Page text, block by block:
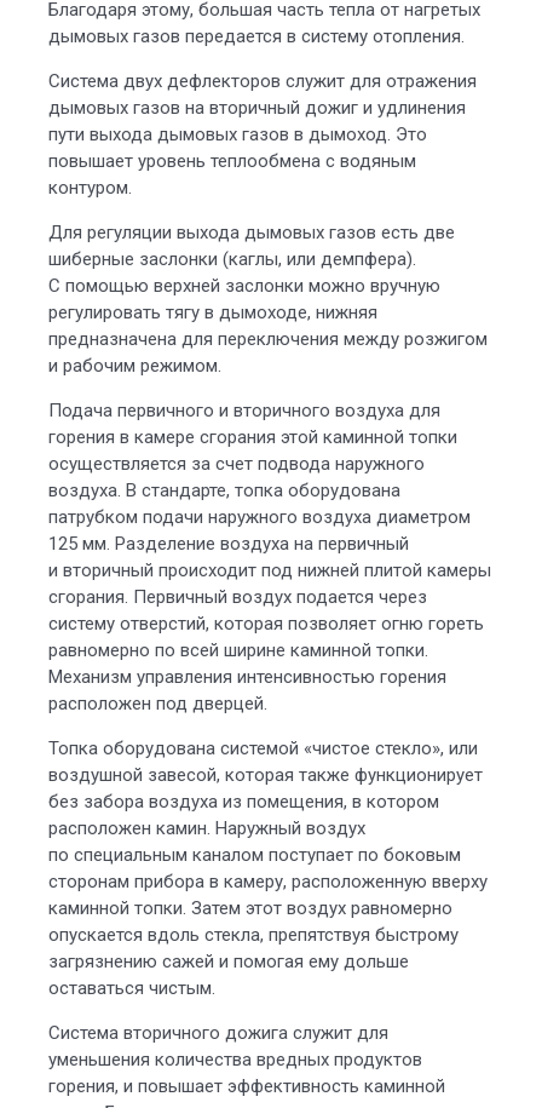
Благодаря этому, большая часть тепла от нагретых
дымовых газов передается в систему отопления.
Система двух дефлекторов служит для отражения
дымовых газов на вторичный дожиг и удлинения
пути выхода дымовых газов в дымоход. Это
повышает уровень теплообмена с водяным
контуром.
Для регуляции выхода дымовых газов есть две
шиберные заслонки (каглы, или демпфера).
С помощью верхней заслонки можно вручную
регулировать тягу в дымоходе, нижняя
предназначена для переключения между розжигом
и рабочим режимом.
Подача первичного и вторичного воздуха для
горения в камере сгорания этой каминной топки
осуществляется за счет подвода наружного
воздуха. В стандарте, топка оборудована
патрубком подачи наружного воздуха диаметром
125 мм. Разделение воздуха на первичный
и вторичный происходит под нижней плитой камеры
сгорания. Первичный воздух подается через
систему отверстий, которая позволяет огню гореть
равномерно по всей ширине каминной топки.
Механизм управления интенсивностью горения
расположен под дверцей.
Топка оборудована системой «чистое стекло», или
воздушной завесой, которая также функционирует
без забора воздуха из помещения, в котором
расположен камин. Наружный воздух
по специальным каналом поступает по боковым
сторонам прибора в камеру, расположенную вверху
каминной топки. Затем этот воздух равномерно
опускается вдоль стекла, препятствуя быстрому
загрязнению сажей и помогая ему дольше
оставаться чистым.
Система вторичного дожига служит для
уменьшения количества вредных продуктов
горения, и повышает эффективность каминной